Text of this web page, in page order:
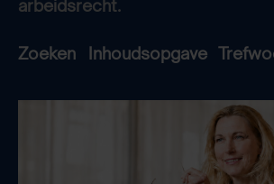
arbeidsrecht.
Zoeken Inhoudsopgave